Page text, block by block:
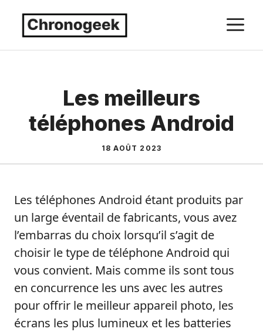
Les meilleurs
téléphones Android
18 AOÛT 2023
Les téléphones Android étant produits par
un large éventail de fabricants, vous avez
l’embarras du choix lorsqu’il s’agit de
choisir le type de téléphone Android qui
vous convient. Mais comme ils sont tous
en concurrence les uns avec les autres
pour offrir le meilleur appareil photo, les
écrans les plus lumineux et les batteries